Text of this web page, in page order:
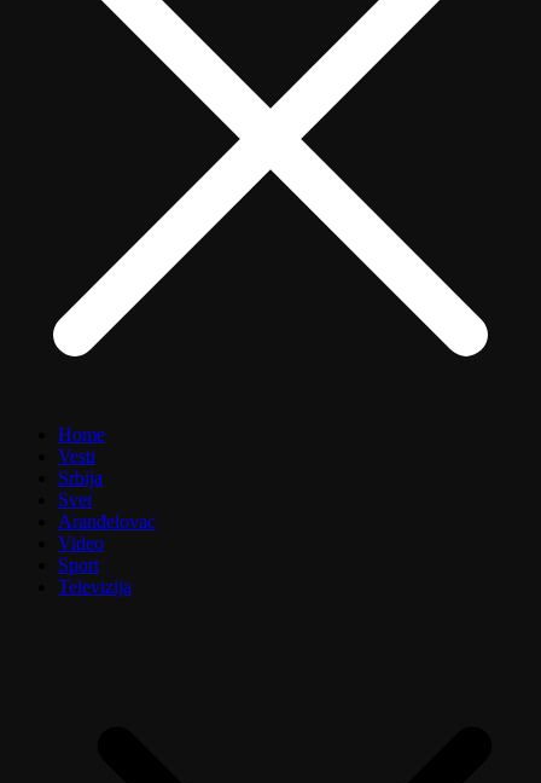
Home
Vesti
Srbija
Svet
Aranđelovac
Video
Sport
Televizija